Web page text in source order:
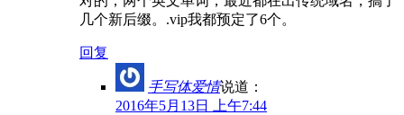
几个新后缀。.vip我都预定了6个。
回复
手写体爱情说道：
2016年5月13日 上午7:44